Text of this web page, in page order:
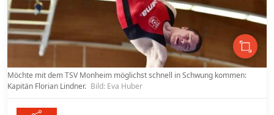
Möchte mit dem TSV Monheim möglichst schnell in Schwung kommen:
Kapitän Florian Lindner. Bild: Eva Huber